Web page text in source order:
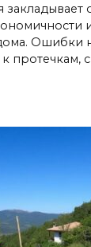
Ошибки
протечкам,